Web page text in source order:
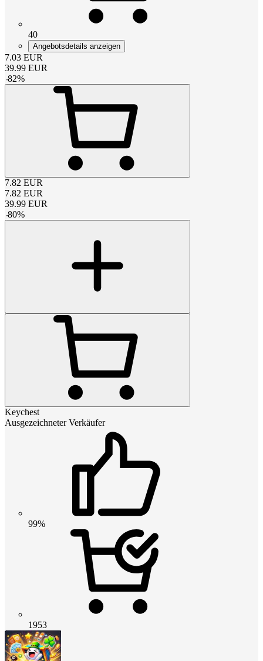
40
Angebotsdetails anzeigen
7.03 EUR
39.99 EUR
-82%
7.82 EUR
7.82 EUR
39.99 EUR
-80%
Keychest
Ausgezeichneter Verkäufer
99%
1953